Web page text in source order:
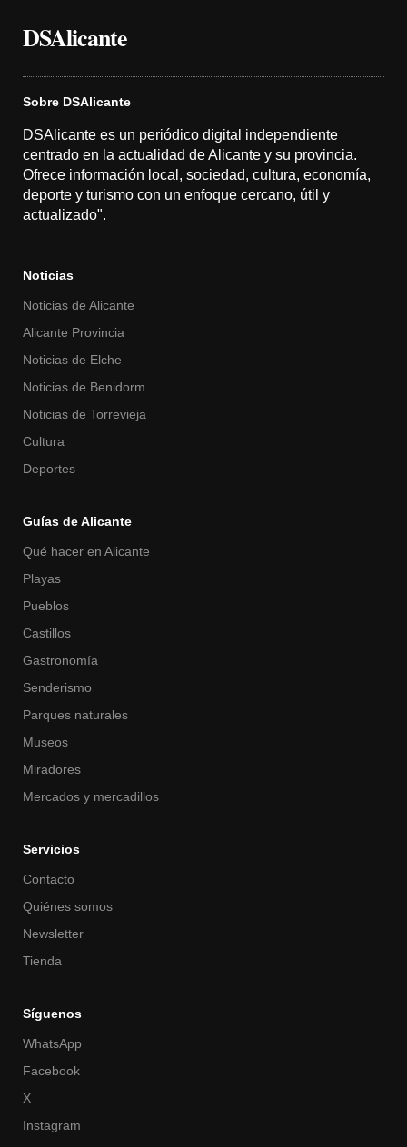
DSAlicante
Sobre DSAlicante
DSAlicante es un periódico digital independiente
centrado en la actualidad de Alicante y su provincia.
Ofrece información local, sociedad, cultura, economía,
deporte y turismo con un enfoque cercano, útil y
actualizado".
Noticias
Noticias de Alicante
Alicante Provincia
Noticias de Elche
Noticias de Benidorm
Noticias de Torrevieja
Cultura
Deportes
Guías de Alicante
Qué hacer en Alicante
Playas
Pueblos
Castillos
Gastronomía
Senderismo
Parques naturales
Museos
Miradores
Mercados y mercadillos
Servicios
Contacto
Quiénes somos
Newsletter
Tienda
Síguenos
WhatsApp
Facebook
X
Instagram